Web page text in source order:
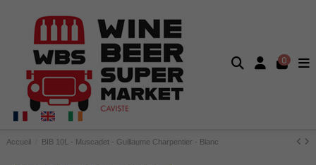
0
Accueil BIB 10L - Muscadet - Guillaume Charpentier - Blanc